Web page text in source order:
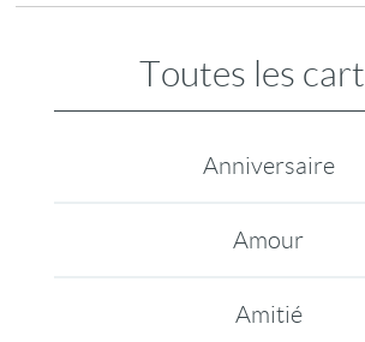
Toutes les
Anniversaire
Amour
Amitié